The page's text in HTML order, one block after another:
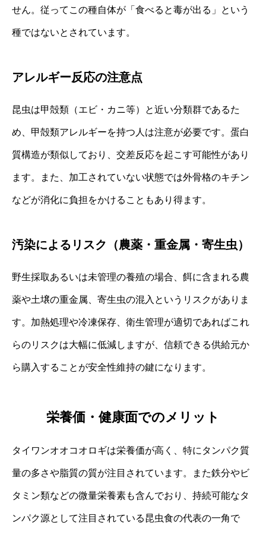
せん。従ってこの種自体が「食べると毒が出る」という
種ではないとされています。
アレルギー反応の注意点
昆虫は甲殻類（エビ・カニ等）と近い分類群であるた
め、甲殻類アレルギーを持つ人は注意が必要です。蛋白
質構造が類似しており、交差反応を起こす可能性があり
ます。また、加工されていない状態では外骨格のキチン
などが消化に負担をかけることもあり得ます。
汚染によるリスク（農薬・重金属・寄生虫）
野生採取あるいは未管理の養殖の場合、餌に含まれる農
薬や土壌の重金属、寄生虫の混入というリスクがありま
す。加熱処理や冷凍保存、衛生管理が適切であればこれ
らのリスクは大幅に低減しますが、信頼できる供給元か
ら購入することが安全性維持の鍵になります。
栄養価・健康面でのメリット
タイワンオオコオロギは栄養価が高く、特にタンパク質
量の多さや脂質の質が注目されています。また鉄分やビ
タミン類などの微量栄養素も含んでおり、持続可能なタ
ンパク源として注目されている昆虫食の代表の一角で